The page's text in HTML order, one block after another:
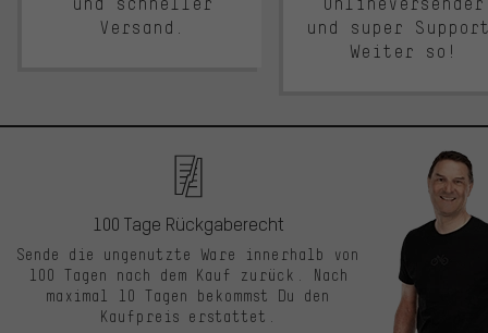
Versand.
und super
Weiter so!
100 Tage Rückgaberecht
Sende die ungenutzte Ware innerhalb von
100 Tagen nach dem Kauf zurück. Nach
maximal 10 Tagen bekommst Du den
Kaufpreis erstattet.